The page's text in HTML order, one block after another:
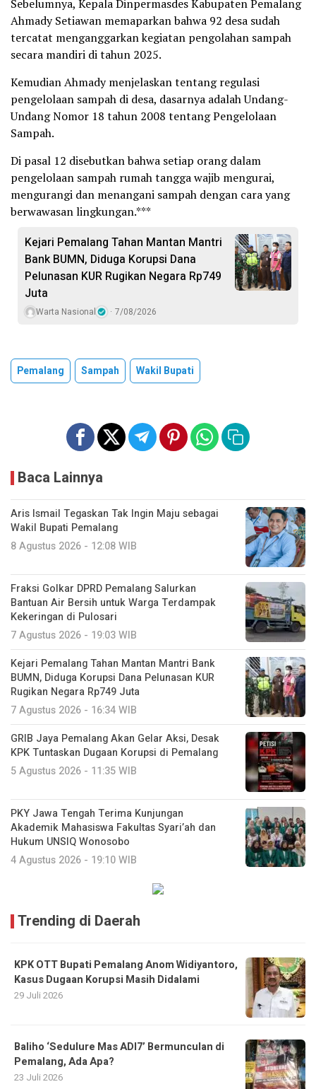
Sebelumnya, Kepala Dinpermasdes Kabupaten Pemalang
Ahmady Setiawan memaparkan bahwa 92 desa sudah
tercatat menganggarkan kegiatan pengolahan sampah
secara mandiri di tahun 2025.
Kemudian Ahmady menjelaskan tentang regulasi
pengelolaan sampah di desa, dasarnya adalah Undang-
Undang Nomor 18 tahun 2008 tentang Pengelolaan
Sampah.
Di pasal 12 disebutkan bahwa setiap orang dalam
pengelolaan sampah rumah tangga wajib mengurai,
mengurangi dan menangani sampah dengan cara yang
berwawasan lingkungan.***
Kejari Pemalang Tahan Mantan Mantri
Bank BUMN, Diduga Korupsi Dana
Pelunasan KUR Rugikan Negara Rp749
Juta
Warta Nasional 7/08/2026
Pemalang Sampah Wakil Bupati
Baca Lainnya
Aris Ismail Tegaskan Tak Ingin Maju sebagai
Wakil Bupati Pemalang
8 Agustus 2026 - 12:08 WIB
Fraksi Golkar DPRD Pemalang Salurkan
Bantuan Air Bersih untuk Warga Terdampak
Kekeringan di Pulosari
7 Agustus 2026 - 19:03 WIB
Kejari Pemalang Tahan Mantan Mantri Bank
BUMN, Diduga Korupsi Dana Pelunasan KUR
Rugikan Negara Rp749 Juta
7 Agustus 2026 - 16:34 WIB
GRIB Jaya Pemalang Akan Gelar Aksi, Desak
KPK Tuntaskan Dugaan Korupsi di Pemalang
5 Agustus 2026 - 11:35 WIB
PKY Jawa Tengah Terima Kunjungan
Akademik Mahasiswa Fakultas Syari’ah dan
Hukum UNSIQ Wonosobo
4 Agustus 2026 - 19:10 WIB
Trending di Daerah
KPK OTT Bupati Pemalang Anom Widiyantoro,
Kasus Dugaan Korupsi Masih Didalami
29 Juli 2026
Baliho ‘Sedulure Mas ADI7’ Bermunculan di
Pemalang, Ada Apa?
23 Juli 2026